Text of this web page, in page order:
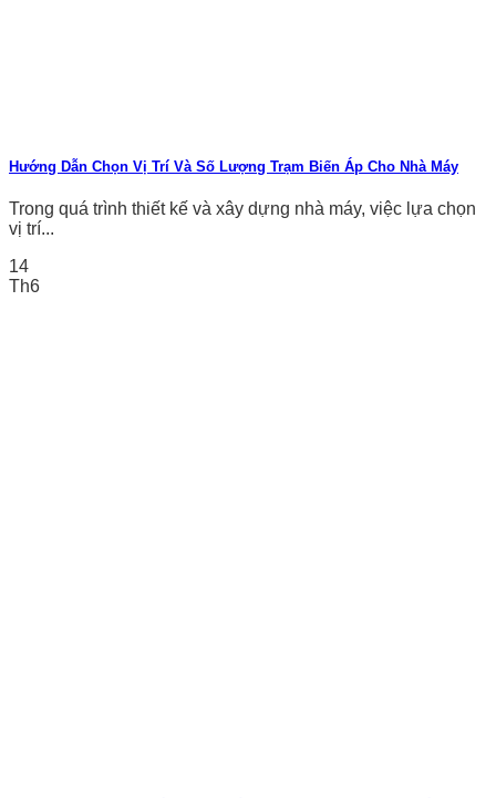
Hướng Dẫn Chọn Vị Trí Và Số Lượng Trạm Biến Áp Cho Nhà Máy
Trong quá trình thiết kế và xây dựng nhà máy, việc lựa chọn
vị trí...
14
Th6